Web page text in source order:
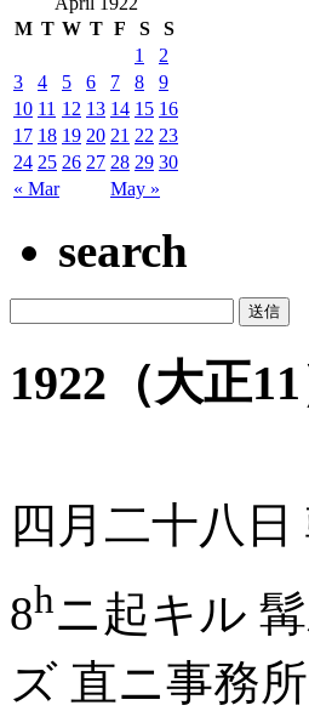
M T W T F S S
« Mar May »
1
2
3
4 5 6 7 8
9
10 11 12 13 14 15 16
17 18 19 20 21 22 23
24 25 26 27 28 29 30
search
1922（大正
四月二十八日
8hニ起キル
ズ 直ニ事務